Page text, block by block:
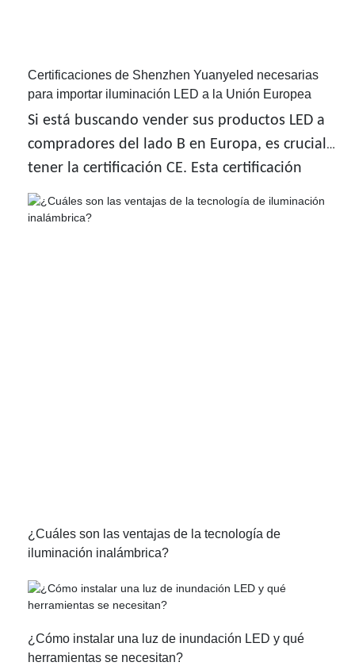
Certificaciones de Shenzhen Yuanyeled necesarias
para importar iluminación LED a la Unión Europea
Si está buscando vender sus productos LED a
compradores del lado B en Europa, es crucial
tener la certificación CE. Esta certificación
significa que su producto cumple con los altos
estándares para la salud, la seguridad y el
¿Cuáles son las ventajas de la tecnología de
iluminación inalámbrica?
¿Cómo instalar una luz de inundación LED y qué
herramientas se necesitan?